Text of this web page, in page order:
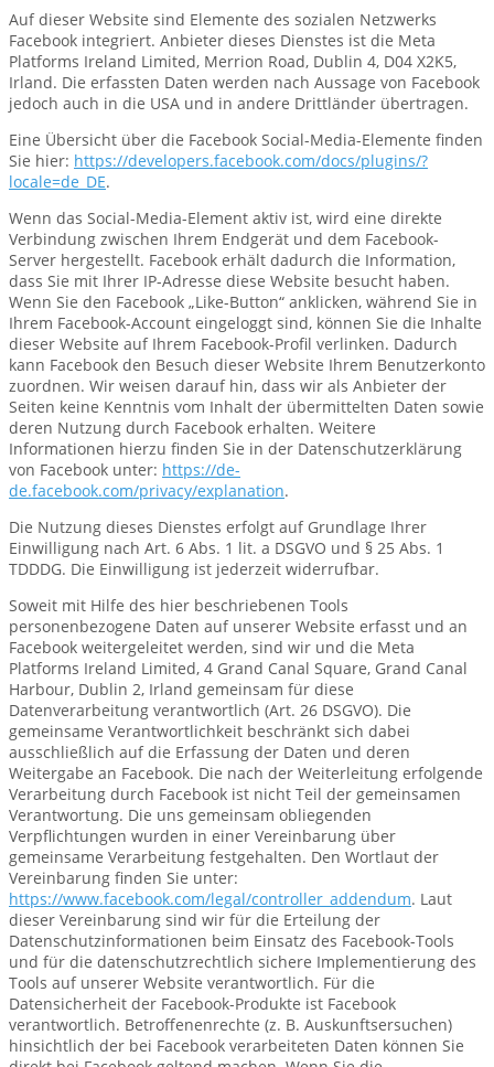
Auf dieser Website sind Elemente des sozialen Netzwerks
Facebook integriert. Anbieter dieses Dienstes ist die Meta
Platforms Ireland Limited, Merrion Road, Dublin 4, D04 X2K5,
Irland. Die erfassten Daten werden nach Aussage von Facebook
jedoch auch in die USA und in andere Drittländer übertragen.
Eine Übersicht über die Facebook Social-Media-Elemente finden
Sie hier: https://developers.facebook.com/docs/plugins/?
locale=de_DE.
Wenn das Social-Media-Element aktiv ist, wird eine direkte
Verbindung zwischen Ihrem Endgerät und dem Facebook-
Server hergestellt. Facebook erhält dadurch die Information,
dass Sie mit Ihrer IP-Adresse diese Website besucht haben.
Wenn Sie den Facebook „Like-Button“ anklicken, während Sie in
Ihrem Facebook-Account eingeloggt sind, können Sie die Inhalte
dieser Website auf Ihrem Facebook-Profil verlinken. Dadurch
kann Facebook den Besuch dieser Website Ihrem Benutzerkonto
zuordnen. Wir weisen darauf hin, dass wir als Anbieter der
Seiten keine Kenntnis vom Inhalt der übermittelten Daten sowie
deren Nutzung durch Facebook erhalten. Weitere
Informationen hierzu finden Sie in der Datenschutzerklärung
von Facebook unter: https://de-
de.facebook.com/privacy/explanation.
Die Nutzung dieses Dienstes erfolgt auf Grundlage Ihrer
Einwilligung nach Art. 6 Abs. 1 lit. a DSGVO und § 25 Abs. 1
TDDDG. Die Einwilligung ist jederzeit widerrufbar.
Soweit mit Hilfe des hier beschriebenen Tools
personenbezogene Daten auf unserer Website erfasst und an
Facebook weitergeleitet werden, sind wir und die Meta
Platforms Ireland Limited, 4 Grand Canal Square, Grand Canal
Harbour, Dublin 2, Irland gemeinsam für diese
Datenverarbeitung verantwortlich (Art. 26 DSGVO). Die
gemeinsame Verantwortlichkeit beschränkt sich dabei
ausschließlich auf die Erfassung der Daten und deren
Weitergabe an Facebook. Die nach der Weiterleitung erfolgende
Verarbeitung durch Facebook ist nicht Teil der gemeinsamen
Verantwortung. Die uns gemeinsam obliegenden
Verpflichtungen wurden in einer Vereinbarung über
gemeinsame Verarbeitung festgehalten. Den Wortlaut der
Vereinbarung finden Sie unter:
https://www.facebook.com/legal/controller_addendum. Laut
dieser Vereinbarung sind wir für die Erteilung der
Datenschutzinformationen beim Einsatz des Facebook-Tools
und für die datenschutzrechtlich sichere Implementierung des
Tools auf unserer Website verantwortlich. Für die
Datensicherheit der Facebook-Produkte ist Facebook
verantwortlich. Betroffenenrechte (z. B. Auskunftsersuchen)
hinsichtlich der bei Facebook verarbeiteten Daten können Sie